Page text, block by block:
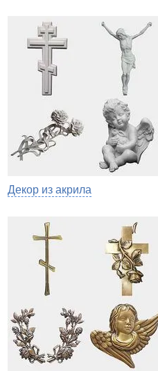
Декор из акрила